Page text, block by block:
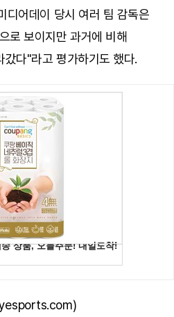
디어데이 당시 여러 팀 감독은
로 보이지만 과거에 비해
다"라고 평가하기도 했다.